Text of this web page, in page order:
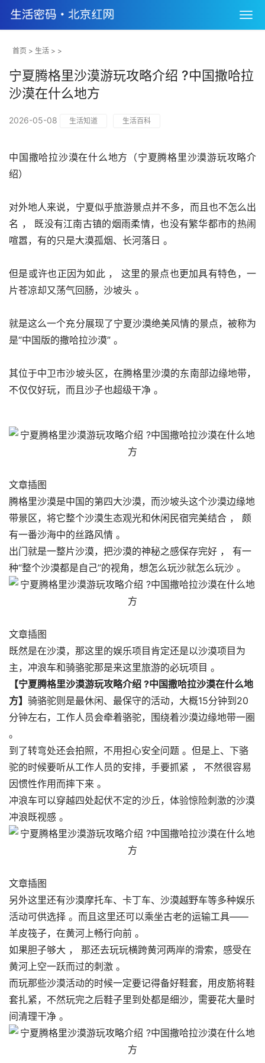
首页 > 生活 > >
宁夏腾格里沙漠游玩攻略介绍 ?中国撒哈拉
沙漠在什么地方
2026-05-08 生活知道 生活百科
中国撒哈拉沙漠在什么地方（宁夏腾格里沙漠游玩攻略介
绍）
对外地人来说，宁夏似乎旅游景点并不多，而且也不怎么出
名 ， 既没有江南古镇的烟雨柔情，也没有繁华都市的热闹
喧嚣，有的只是大漠孤烟、长河落日 。
但是或许也正因为如此 ， 这里的景点也更加具有特色，一
片苍凉却又荡气回肠，沙坡头 。
就是这么一个充分展现了宁夏沙漠绝美风情的景点，被称为
是“中国版的撒哈拉沙漠” 。
其位于中卫市沙坡头区，在腾格里沙漠的东南部边缘地带，
不仅仅好玩，而且沙子也超级干净 。
文章插图
腾格里沙漠是中国的第四大沙漠，而沙坡头这个沙漠边缘地
带景区，将它整个沙漠生态观光和休闲民宿完美结合 ， 颇
有一番沙海中的丝路风情 。
出门就是一整片沙漠，把沙漠的神秘之感保存完好 ， 有一
种“整个沙漠都是自己”的视角，想怎么玩沙就怎么玩沙 。
文章插图
既然是在沙漠，那这里的娱乐项目肯定还是以沙漠项目为
主，冲浪车和骑骆驼那是来这里旅游的必玩项目 。
【宁夏腾格里沙漠游玩攻略介绍 ?中国撒哈拉沙漠在什么地
方】 骑骆驼则是最休闲、最保守的活动，大概15分钟到20
分钟左右，工作人员会牵着骆驼，围绕着沙漠边缘地带一圈
。
到了转弯处还会拍照，不用担心安全问题 。但是上、下骆
驼的时候要听从工作人员的安排，手要抓紧 ， 不然很容易
因惯性作用而摔下来 。
冲浪车可以穿越四处起伏不定的沙丘，体验惊险刺激的沙漠
冲浪既视感 。
文章插图
另外这里还有沙漠摩托车、卡丁车、沙漠越野车等多种娱乐
活动可供选择 。而且这里还可以乘坐古老的运输工具——
羊皮筏子，在黄河上畅行向前 。
如果胆子够大 ， 那还去玩玩横跨黄河两岸的滑索，感受在
黄河上空一跃而过的刺激 。
而玩那些沙漠活动的时候一定要记得备好鞋套，用皮筋将鞋
套扎紧，不然玩完之后鞋子里到处都是细沙，需要花大量时
间清理干净 。